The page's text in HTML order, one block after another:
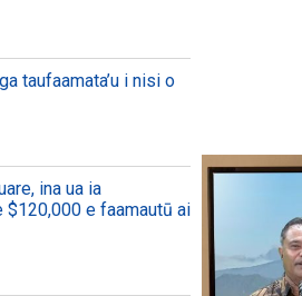
taufaamata’u i nisi o
ina ua ia
e faamautū ai